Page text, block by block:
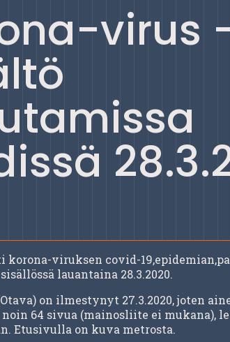
virus
korona-viruksen covid-
lauantaina 28.3.2020.
on ilmestynyt 27.3.2020, joten
noin 64 sivua (mainosliite ei
Etusivulla on kuva metrosta.